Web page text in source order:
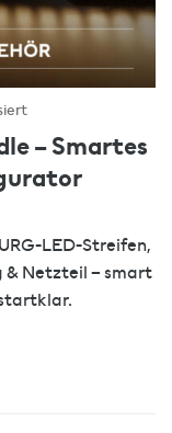
– Smartes
LED-Streifen,
& Netzteil – smart